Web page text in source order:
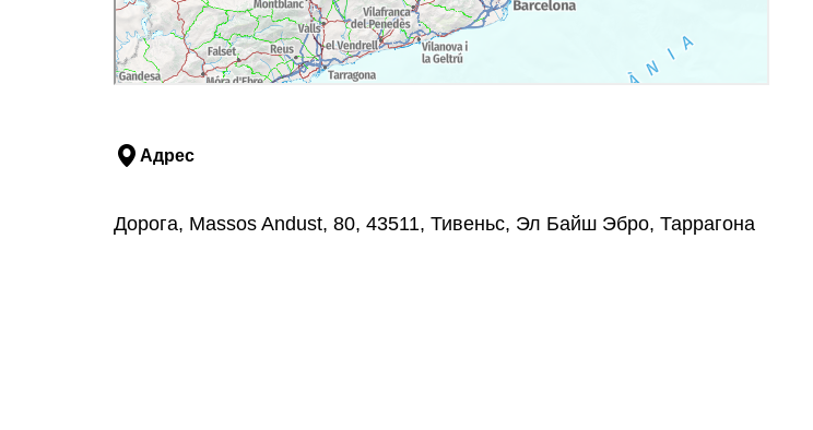
Адрес
Дорога, Massos Andust, 80, 43511, Тивеньс, Эл Байш Эбро, Таррагона